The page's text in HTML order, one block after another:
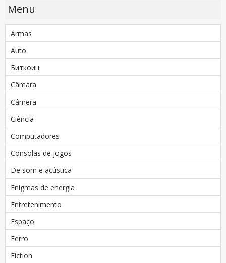
Menu
Armas
Auto
Биткоин
Câmara
Câmera
Ciência
Computadores
Consolas de jogos
De som e acústica
Enigmas de energia
Entretenimento
Espaço
Ferro
Fiction